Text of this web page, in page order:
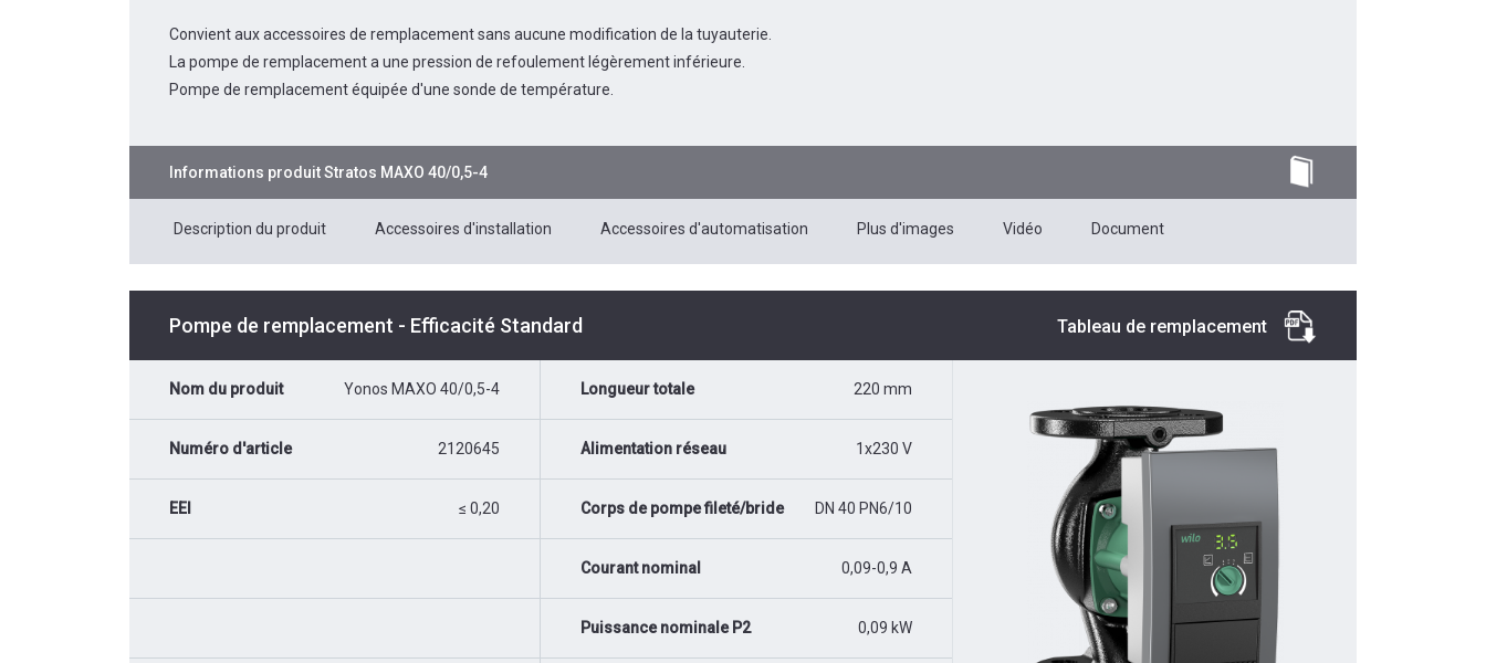
Convient aux accessoires de remplacement sans aucune modification de la tuyauterie.
La pompe de remplacement a une pression de refoulement légèrement inférieure.
Pompe de remplacement équipée d'une sonde de température.
Informations produitStratos MAXO 40/0,5-4
Description du produit Accessoires d'installation Accessoires d'automatisation Plus d'images Vidéo Document
Pompe de remplacement - Efficacité Standard Tableau de remplacement
Nom du produit Yonos MAXO 40/0,5-4
Numéro d'article 2120645
EEI ≤ 0,20
Longueur totale 220 mm
Alimentation réseau 1x230 V
Corps de pompe fileté/bride DN 40 PN6/10
Courant nominal 0,09-0,9 A
Puissance nominale P2 0,09 kW